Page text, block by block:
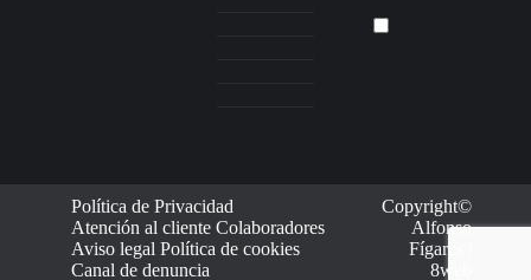
Política de Privacidad
Atención al cliente Colaboradores
Aviso legal Política de cookies
Canal de denuncia
Copyright©
Alfonso
Fígares |
8web